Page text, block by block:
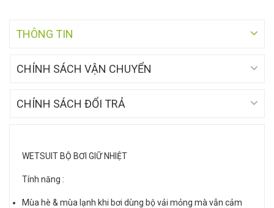
THÔNG TIN
CHÍNH SÁCH VẬN CHUYỂN
CHÍNH SÁCH ĐỔI TRẢ
WETSUIT BỘ BƠI GIỮ NHIỆT
Tính năng :
Mùa hè & mùa lạnh khi bơi dùng bộ vải mỏng mà vẫn cảm